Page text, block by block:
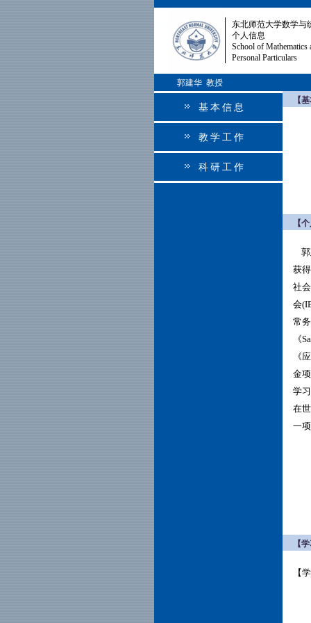
东北师范大学数学与
个人信息
School of
Personal Particulars
郭建华 教授
基本信息
教学工作
科研工作
【
【
郭
获
社
会
常
《
《
金
学
在
一项
【
【